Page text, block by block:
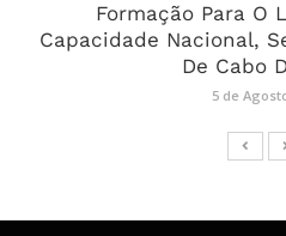
Formação Para O
Capacidade Nacional,
De Cabo
5 de